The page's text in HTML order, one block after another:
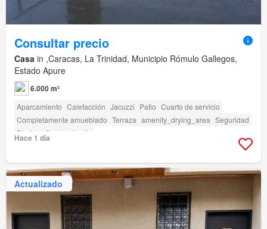
Consultar precio
Casa in ,Caracas, La Trinidad, Municipio Rómulo Gallegos,
Estado Apure
6.000 m²
Aparcamiento Calefacción Jacuzzi Patio Cuarto de servicio
Completamente amueblado Terraza amenity_drying_area Seguridad
Piscina
Sauna Jardín
Hace 1 día
Actualizado